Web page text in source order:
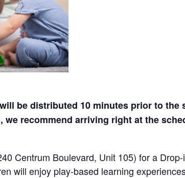
be distributed 10 minutes prior to the
recommend arriving right at the
Centrum Boulevard, Unit 105) for a
will enjoy play-based learning